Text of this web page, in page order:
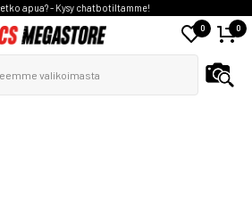
apua? - Kysy chatbotiltamme!
0 0